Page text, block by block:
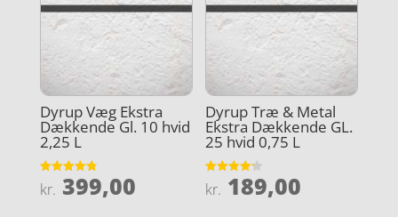
Dyrup Væg Ekstra
Dækkende Gl. 10 hvid
2,25 L
Vurderet
4.8
kr. 399,00
Dyrup Træ & Metal
Ekstra Dækkende GL.
25 hvid 0,75 L
Vurderet
4.2
kr. 189,00